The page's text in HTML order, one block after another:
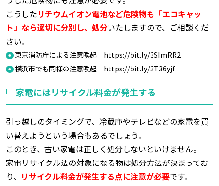
こうしたリチウムイオン電池など危険物も「エコキャッ
ト」なら適切に分別し、処分いたしますので、ご相談くだ
さい。
東京消防庁による注意喚起 https://bit.ly/3SImRR2
横浜市でも同様の注意喚起 https://bit.ly/3T36yjf
家電にはリサイクル料金が発生する
引っ越しのタイミングで、冷蔵庫やテレビなどの家電を買
い替えようという場合もあるでしょう。
このとき、古い家電は正しく処分しないといけません。
家電リサイクル法の対象になる物は処分方法が決まってお
り、 リサイクル料金が発生する点に注意が必要です。